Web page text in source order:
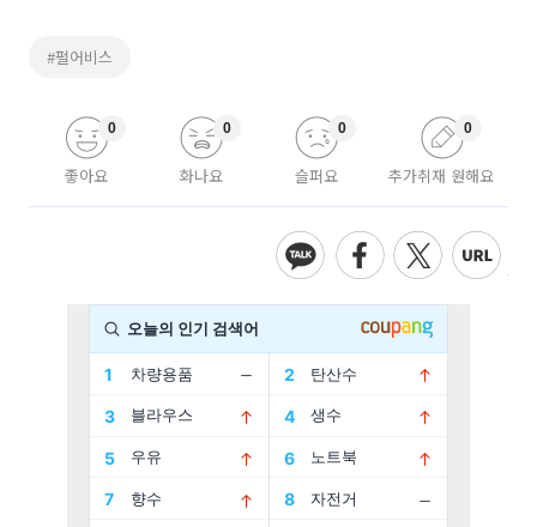
#펄어비스
좋아요
0
화나요
0
슬퍼요
0
추가취재 원해요
0